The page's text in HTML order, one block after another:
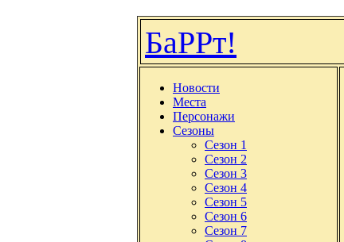
БаРРт!
Новости
Места
Персонажи
Сезоны
Сезон 1
Сезон 2
Сезон 3
Сезон 4
Сезон 5
Сезон 6
Сезон 7